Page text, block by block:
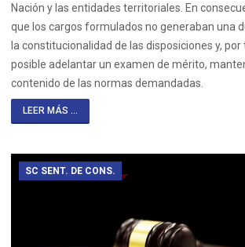
Nación y las entidades territoriales. En
que los cargos formulados no generaban una
la constitucionalidad de las disposiciones y, por
posible adelantar un examen de mérito,
contenido de las normas demandadas.
LEER MÁS ...
SC SENT. DE CONS.